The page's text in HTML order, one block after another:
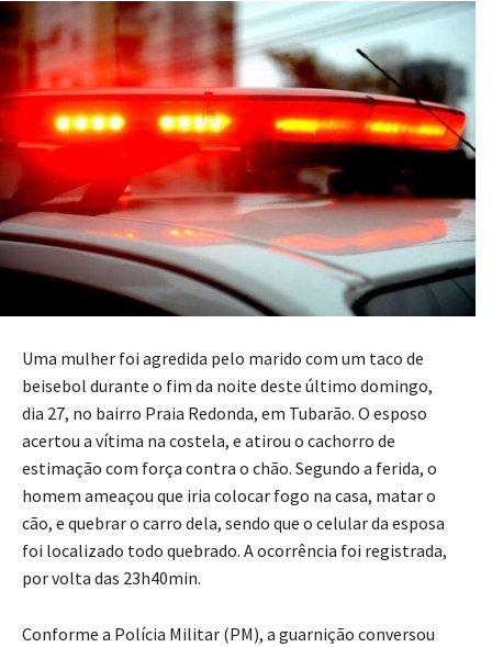
Uma mulher foi agredida pelo marido com um taco de
beisebol durante o fim da noite deste último domingo,
dia 27, no bairro Praia Redonda, em Tubarão. O esposo
acertou a vítima na costela, e atirou o cachorro de
estimação com força contra o chão. Segundo a ferida, o
homem ameaçou que iria colocar fogo na casa, matar o
cão, e quebrar o carro dela, sendo que o celular da esposa
foi localizado todo quebrado. A ocorrência foi registrada,
por volta das 23h40min.
Conforme a Polícia Militar (PM), a guarnição conversou